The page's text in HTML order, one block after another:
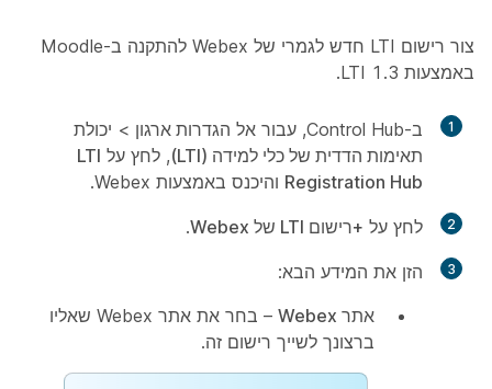
צור רישום LTI חדש לגמרי של Webex להתקנה ב-Moodle
באמצעות LTI 1.3.
1 ב-Control Hub, עבור אל הגדרות ארגון > יכולת
תאימות הדדית של כלי למידה (LTI)
, לחץ על LTI
Registration Hub והיכנס באמצעות Webex.
2 לחץ על +רישום LTI של Webex .
3
הזן את המידע הבא:
אתר Webex
– בחר את אתר Webex שאליו
ברצונך לשייך רישום זה.